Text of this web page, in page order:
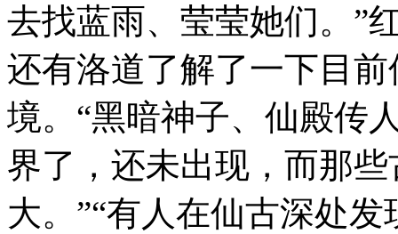
去找蓝雨、莹莹她们。”
还有洛道了解了一下目
境。“黑暗神子、仙殿传
界了，还未出现，而那
大。”“有人在仙古深处